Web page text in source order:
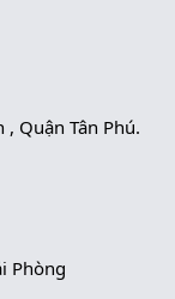
Quận Tân Phú.
Phòng